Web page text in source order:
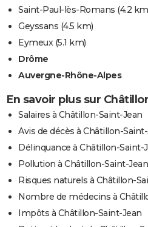
Saint-Paul-lès-Romans (4.2
Geyssans (4.5 km)
Eymeux(5.1 km)
Drôme
Auvergne-Rhône-Alpes
En savoir plus sur
Salaires à Châtillon-Saint-Jean
Avis de décès à Châtillon-
Délinquance à Châtillon-Saint-
Pollution à Châtillon-Saint-Jean
Risques naturels à Châtillon-
Nombre de médecins à
Impôts à Châtillon-Saint-Jean